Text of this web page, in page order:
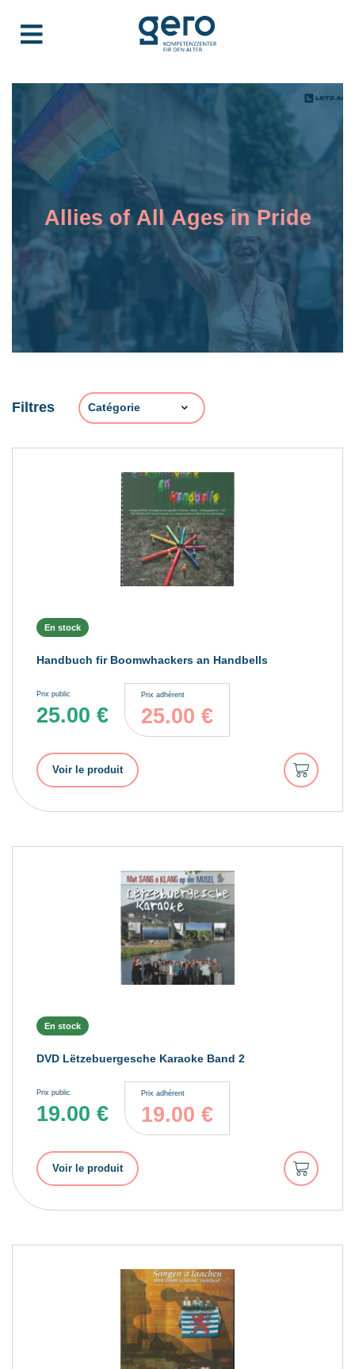
Allies of All Ages in Pride
Filtres
En stock
Handbuch fir Boomwhackers an Handbells
Prix public
25.00 €
Prix adhérent
25.00 €
Voir le produit
Ajouter
au
panier
En stock
DVD Lëtzebuergesche Karaoke Band 2
Prix public
19.00 €
Prix adhérent
19.00 €
Voir le produit
Ajouter
au
panier